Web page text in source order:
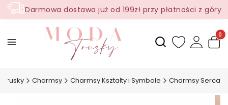
Darmowa dostawa już od 199zł przy płatności z góry
Otwórz
Trusky Charmsy Charmsy Kształty i Symbole Charmsy Serca